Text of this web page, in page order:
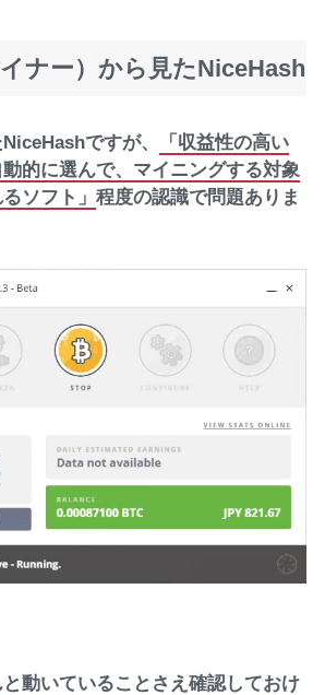
ナー）から見たNiceHash
ですが、
「収益性の高い
的に選んで、マイニングする対象
ソフト」程度の認識で問題ありま
動いていることさえ確認しておけ